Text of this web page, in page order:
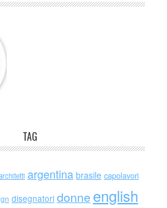
TAG
argentina brasile capolavori
disegnatori donne english